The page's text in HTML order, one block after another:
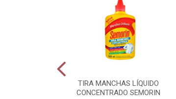
TIRA MANCHAS LÍQUIDO
CONCENTRADO SEMORIN